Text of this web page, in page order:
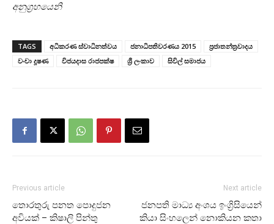
අනුග්‍රහයෙනි
TAGS අධිකරණ ස්වාධිනත්වය ජනාධිපතිවරණය 2015
ප්‍රජාතන්ත්‍රවාදය
වංචා දූෂණ
විජයදාස රාජපක්‌ෂ ශ්‍රී ලංකාව සිවිල් සමාජය
Previous article
තොරතුරු පනත පොදුජන
අවියක් – කිෂාලි පින්තු
Next article
ජනපති මාධ්‍ය අංශය ඉංග්‍රිසියෙන්
කියා සිංහලෙන් නොකියන කතා